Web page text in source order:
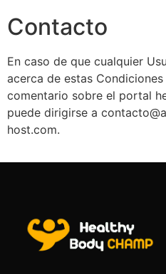
Contacto
En caso de que cualquier
acerca de estas
comentario sobre el portal
puede dirigirse a
host.com.